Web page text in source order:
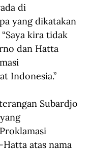
di
yang dikatakan
kira tidak
dan Hatta
Indonesia.”
Subardjo
atas nama